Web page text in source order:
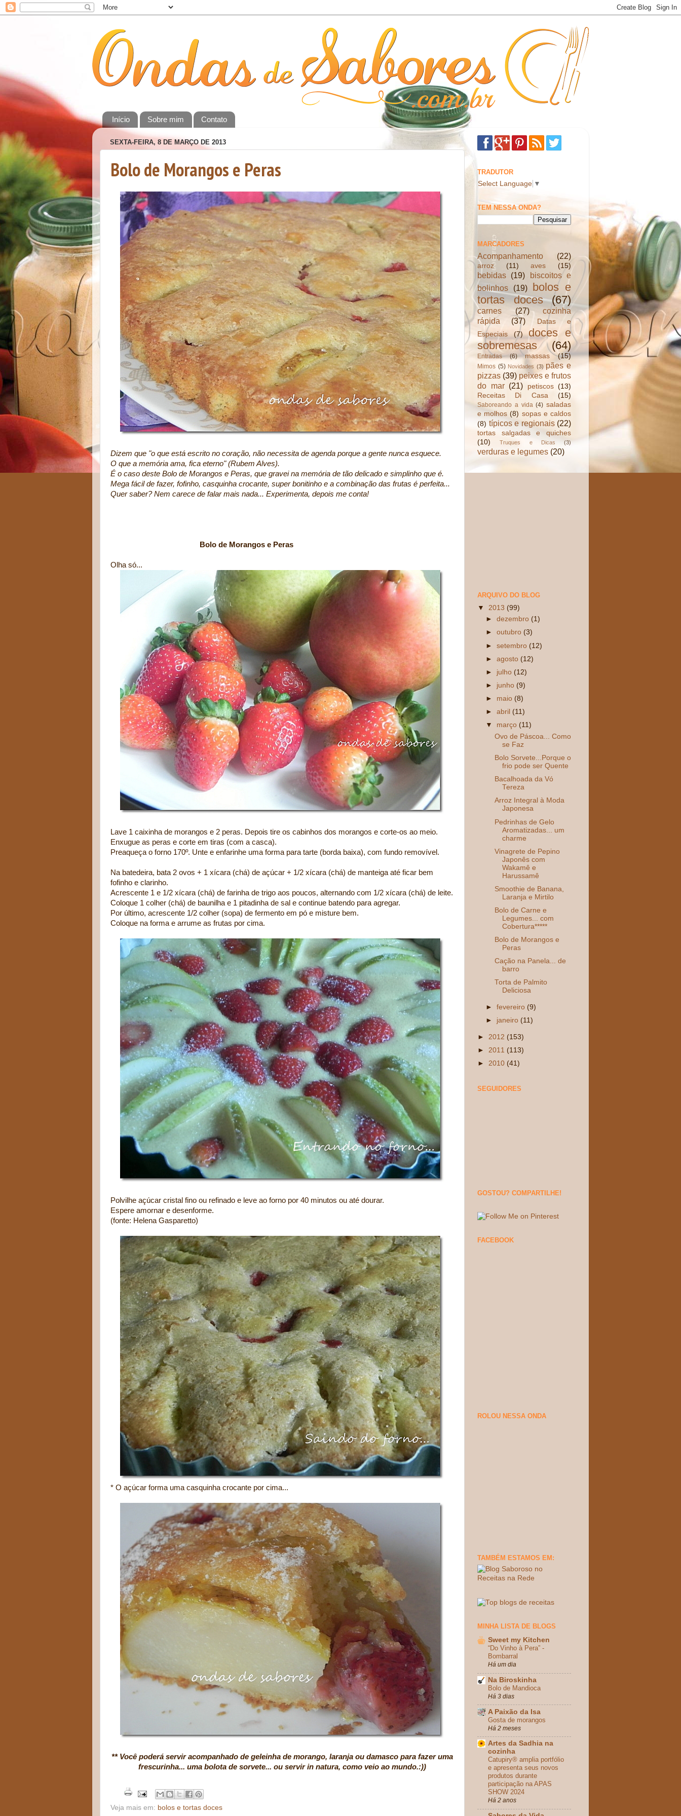
Início Sobre mim Contato
SEXTA-FEIRA, 8 DE MARÇO DE 2013
Bolo de Morangos e Peras
Dizem que "o que está escrito no coração, não necessita de agenda porque a gente nunca esquece.
O que a memória ama, fica eterno" (Rubem Alves).
É o caso deste Bolo de Morangos e Peras, que gravei na memória de tão delicado e simplinho que é.
Mega fácil de fazer, fofinho, casquinha crocante, super bonitinho e a combinação das frutas é perfeita...
Quer saber? Nem carece de falar mais nada... Experimenta, depois me conta!
Bolo de Morangos e Peras
Olha só...
Lave 1 caixinha de morangos e 2 peras. Depois tire os cabinhos dos morangos e corte-os ao meio.
Enxugue as peras e corte em tiras (com a casca).
Preaqueça o forno 170º. Unte e enfarinhe uma forma para tarte (borda baixa), com fundo removível.
Na batedeira, bata 2 ovos + 1 xícara (chá) de açúcar + 1/2 xícara (chá) de manteiga até ficar bem
fofinho e clarinho.
Acrescente 1 e 1/2 xícara (chá) de farinha de trigo aos poucos, alternando com 1/2 xícara (chá) de leite.
Coloque 1 colher (chá) de baunilha e 1 pitadinha de sal e continue batendo para agregar.
Por último, acrescente 1/2 colher (sopa) de fermento em pó e misture bem.
Coloque na forma e arrume as frutas por cima.
Polvilhe açúcar cristal fino ou refinado e leve ao forno por 40 minutos ou até dourar.
Espere amornar e desenforme.
(fonte: Helena Gasparetto)
* O açúcar forma uma casquinha crocante por cima...
** Você poderá servir acompanhado de geleinha de morango, laranja ou damasco para fazer uma
frescurinha... uma bolota de sorvete... ou servir in natura, como veio ao mundo.:))
Veja mais em: bolos e tortas doces
TRADUTOR
Select Language ▼
TEM NESSA ONDA?
MARCADORES
Acompanhamento (22)
arroz (11) aves (15)
bebidas (19)
biscoitos e
bolinhos
(19)
bolos e
tortas doces
(67)
carnes (27)
cozinha
rápida
(37)
Datas e
Especiais
(7)
doces e
sobremesas
(64)
Entradas (6) massas (15)
Mimos (5) Novidades (3) pães e
pizzas (39) peixes e frutos
do mar (21) petiscos (13)
Receitas Di Casa
(15)
Saboreando a vida (4) saladas
e molhos (8) sopas e caldos
(8) típicos e regionais (22)
tortas salgadas e quiches
(10)
Truques e Dicas (3)
verduras e legumes (20)
ARQUIVO DO BLOG
▼ 2013 (99)
►dezembro (1)
►outubro (3)
►setembro (12)
►agosto (12)
► julho (12)
► junho (9)
► maio (8)
►abril (11)
▼ março (11)
Ovo de Páscoa... Como
se Faz
Bolo Sorvete...Porque o
frio pode ser Quente
Bacalhoada da Vó
Tereza
Arroz Integral à Moda
Japonesa
Pedrinhas de Gelo
Aromatizadas... um
charme
Vinagrete de Pepino
Japonês com
Wakamê e
Harussamê
Smoothie de Banana,
Laranja e Mirtilo
Bolo de Carne e
Legumes... com
Cobertura*****
Bolo de Morangos e
Peras
Cação na Panela... de
barro
Torta de Palmito
Deliciosa
►fevereiro (9)
► janeiro (11)
► 2012 (153)
► 2011 (113)
► 2010 (41)
SEGUIDORES
GOSTOU? COMPARTILHE!
FACEBOOK
ROLOU NESSA ONDA
TAMBÉM ESTAMOS EM:
MINHA LISTA DE BLOGS
Sweet my Kitchen
“Do Vinho à Pera” -
Bombarral
Há um dia
Na Biroskinha
Bolo de Mandioca
Há 3 dias
A Paixão da Isa
Gosta de morangos
Há 2 meses
Artes da Sadhia na
cozinha
Catupiry® amplia portfólio
e apresenta seus novos
produtos durante
participação na APAS
SHOW 2024
Há 2 anos